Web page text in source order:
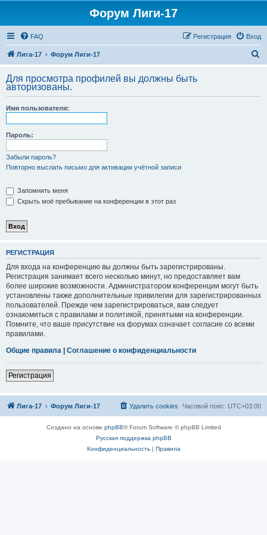
Форум Лиги-17
FAQ Вход
Регистрация
Лига-17 Форум Лиги-17
с
Для просмотра профилей вы должны быть
авторизованы.
Имя пользователя:
Пароль:
Забыли пароль?
Повторно выслать письмо для активации учётной записи
Запомнить меня
Скрыть моё пребывание на конференции в этот раз
РЕГИСТРАЦИЯ
Для входа на конференцию вы должны быть зарегистрированы.
Регистрация занимает всего несколько минут, но предоставляет вам
более широкие возможности. Администратором конференции могут быть
установлены также дополнительные привилегии для зарегистрированных
пользователей. Прежде чем зарегистрироваться, вам следует
ознакомиться с правилами и политикой, принятыми на конференции.
Помните, что ваше присутствие на форумах означает согласие со всеми
правилами.
Общие правила | Соглашение о конфиденциальности
Регистрация
Лига-17 Форум Лиги-17 Часовой пояс: UTC+03:00
Удалить cookies
Создано на основе phpBB® Forum Software © phpBB Limited
Русская поддержка phpBB
Конфиденциальность| Правила